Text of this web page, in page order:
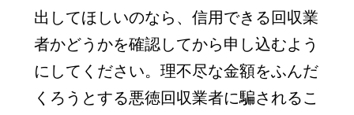
出してほしいのなら、信用できる回収業
者かどうかを確認してから申し込むよう
にしてください。理不尽な金額をふんだ
くろうとする悪徳回収業者に騙されるこ